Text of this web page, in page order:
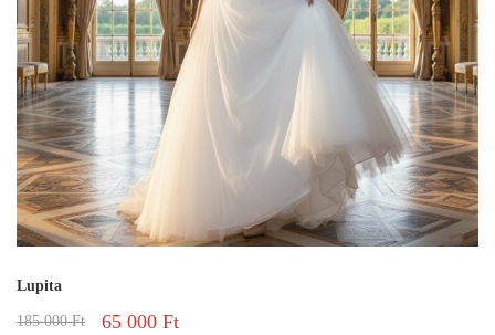
Lupita
185 000Ft 65 000 Ft